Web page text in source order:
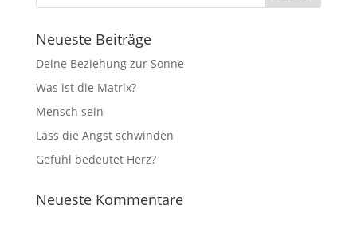
Neueste Beiträge
Deine Beziehung zur Sonne
Was ist die Matrix?
Mensch sein
Lass die Angst schwinden
Gefühl bedeutet Herz?
Neueste Kommentare